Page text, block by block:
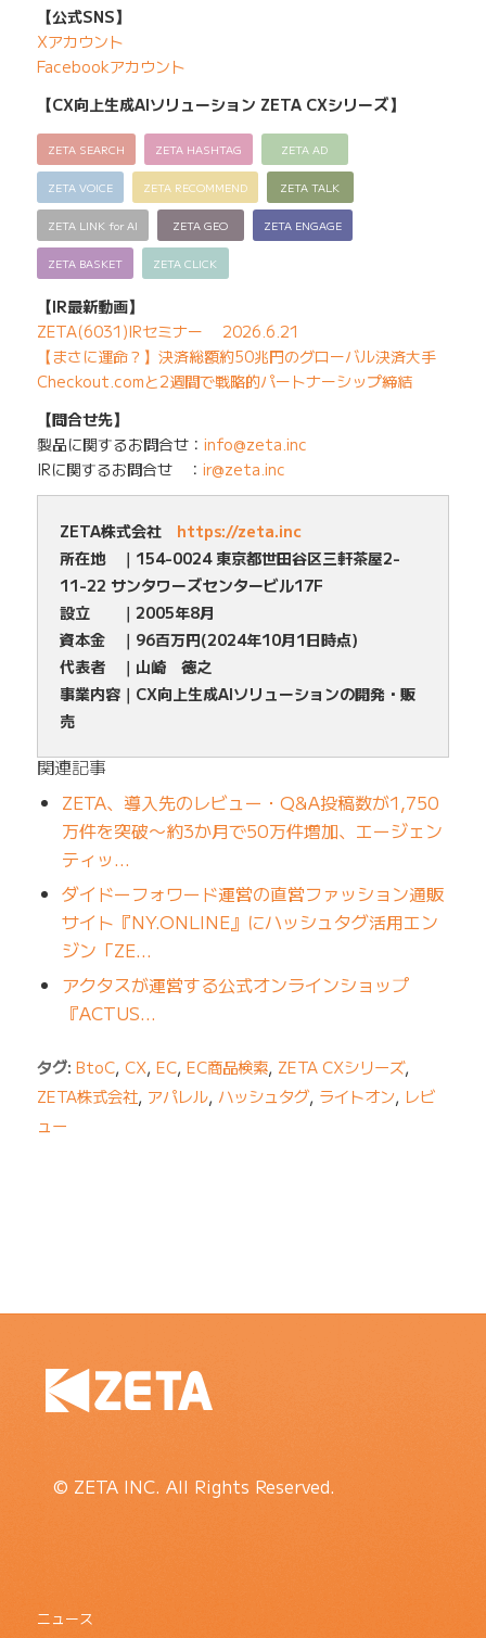
【公式SNS】
Xアカウント
Facebookアカウント
【CX向上生成AIソリューション ZETA CXシリーズ】
ZETA SEARCH ZETA HASHTAG ZETA AD
ZETA VOICE ZETA RECOMMEND ZETA TALK
ZETA LINK for AI ZETA GEO ZETA ENGAGE
ZETA BASKET ZETA CLICK
【IR最新動画】
ZETA(6031)IRセミナー 2026.6.21
【まさに運命？】決済総額約50兆円のグローバル決済大手
Checkout.comと2週間で戦略的パートナーシップ締結
【問合せ先】
製品に関するお問合せ： info@zeta.inc
IRに関するお問合せ ： ir@zeta.inc
ZETA株式会社 https://zeta.inc
所在地 ｜154-0024 東京都世田谷区三軒茶屋2-
11-22 サンタワーズセンタービル17F
設立 ｜2005年8月
資本金 ｜96百万円(2024年10月1日時点)
代表者 ｜山崎 徳之
事業内容｜CX向上生成AIソリューションの開発・販
売
関連記事
ZETA、導入先のレビュー・Q&A投稿数が1,750
万件を突破〜約3か月で50万件増加、エージェン
ティッ…
ダイドーフォワード運営の直営ファッション通販
サイト『NY.ONLINE』にハッシュタグ活用エン
ジン「ZE…
アクタスが運営する公式オンラインショップ
『ACTUS…
タグ: BtoC, CX, EC, EC商品検索, ZETA CXシリーズ,
ZETA株式会社, アパレル, ハッシュタグ, ライトオン, レビ
ュー
© ZETA INC. All Rights Reserved.
ニュース